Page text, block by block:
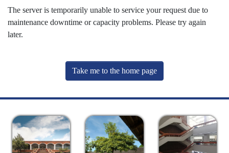
The server is temporarily unable to service your request due to
maintenance downtime or capacity problems. Please try again
later.
Take me to the home page